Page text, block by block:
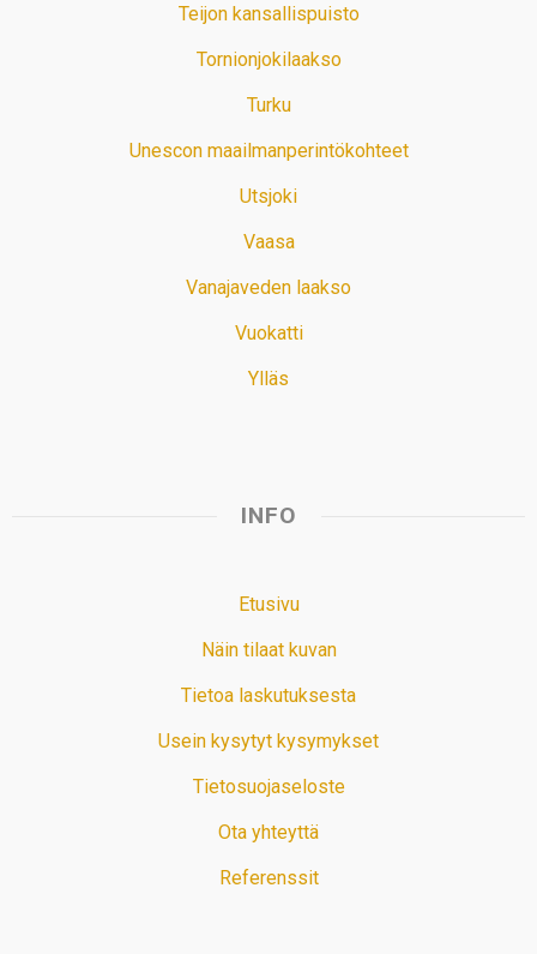
Teijon kansallispuisto
Tornionjokilaakso
Turku
Unescon maailmanperintökohteet
Utsjoki
Vaasa
Vanajaveden laakso
Vuokatti
Ylläs
INFO
Etusivu
Näin tilaat kuvan
Tietoa laskutuksesta
Usein kysytyt kysymykset
Tietosuojaseloste
Ota yhteyttä
Referenssit